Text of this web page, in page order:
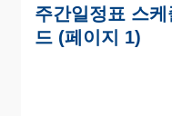
주간일정표 스
드 (페이지 1)